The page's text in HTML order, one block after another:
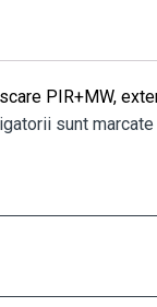
PIR+MW,
sunt marcate